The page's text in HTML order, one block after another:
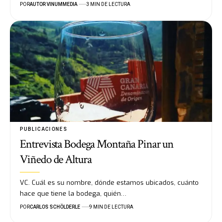
PORAUTOR VINUMMEDIA 3 MIN DE LECTURA
PUBLICACIONES
Entrevista Bodega Montaña Pinar un
Viñedo de Altura
VC. Cuál es su nombre, dónde estamos ubicados, cuánto
hace que tiene la bodega, quién…
PORCARLOS SCHÖLDERLE 9 MIN DE LECTURA